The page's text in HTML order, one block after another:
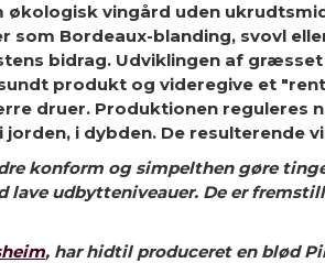
økologisk vingård uden
Bordeaux-blanding, svovl
bidrag. Udviklingen af
produkt og videregive et
druer. Produktionen
i dybden. De resulterende
konform og simpelthen gøre
lave udbytteniveauer. De er
, har hidtil produceret en blød